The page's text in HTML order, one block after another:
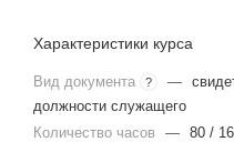
Характеристики курса
Вид документа ? —
должности служащего
Количество часов
— 80 /